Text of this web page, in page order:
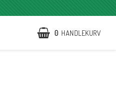
0 HANDLEKURV